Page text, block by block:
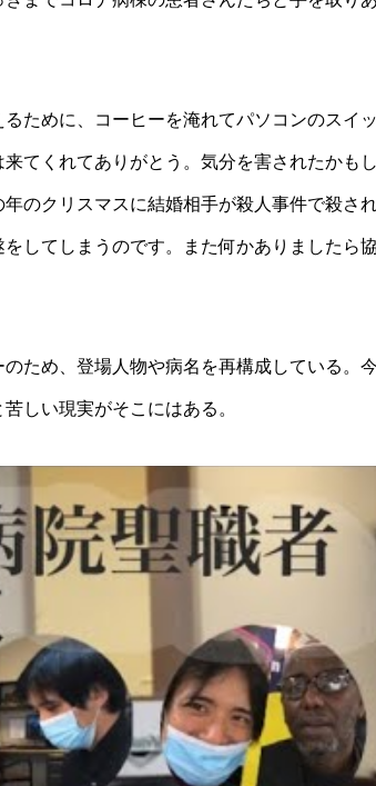
ために、コーヒーを淹れてパソコンのスイ
てくれてありがとう。気分を害されたかも
のクリスマスに結婚相手が殺人事件で殺さ
してしまうのです。また何かありましたら
ため、登場人物や病名を再構成している。
しい現実がそこにはある。